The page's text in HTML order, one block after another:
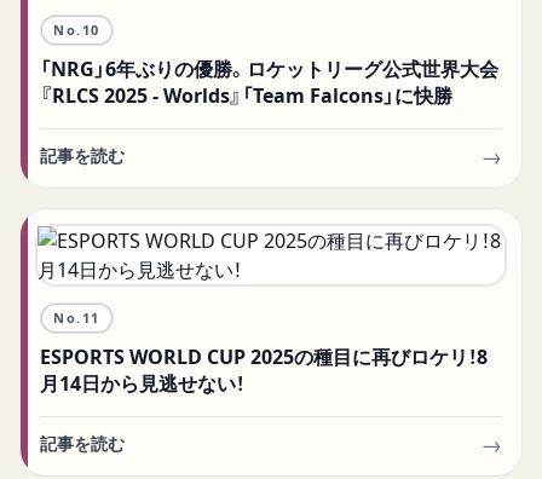
No. 10
「NRG」6年ぶりの優勝。ロケットリーグ公式世界大会
『RLCS 2025 - Worlds』「Team Falcons」に快勝
記事を読む →
No. 11
ESPORTS WORLD CUP 2025の種目に再びロケリ！8
月14日から見逃せない！
記事を読む →